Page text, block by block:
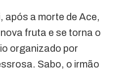
após a morte de Ace,
fruta e se torna o
organizado por
Sabo, o irmão